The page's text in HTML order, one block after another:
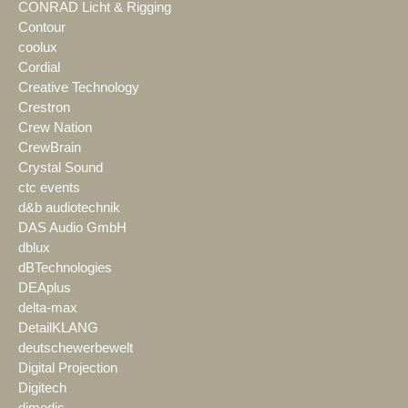
CONRAD Licht & Rigging
Contour
coolux
Cordial
Creative Technology
Crestron
Crew Nation
CrewBrain
Crystal Sound
ctc events
d&b audiotechnik
DAS Audio GmbH
dblux
dBTechnologies
DEAplus
delta-max
DetailKLANG
deutschewerbewelt
Digital Projection
Digitech